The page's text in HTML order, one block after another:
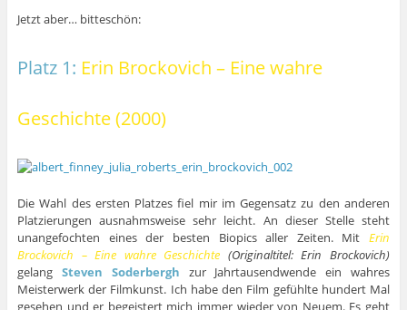
Jetzt aber… bitteschön:
Platz 1: Erin Brockovich – Eine wahre
Geschichte (2000)
Die Wahl des ersten Platzes fiel mir im Gegensatz zu den anderen
Platzierungen ausnahmsweise sehr leicht. An dieser Stelle steht
unangefochten eines der besten Biopics aller Zeiten. MitErin
Brockovich – Eine wahre Geschichte (Originaltitel: Erin Brockovich)
gelang Steven Soderbergh zur Jahrtausendwende ein wahres
Meisterwerk der Filmkunst. Ich habe den Film gefühlte hundert Mal
gesehen und er begeistert mich immer wieder von Neuem. Es geht